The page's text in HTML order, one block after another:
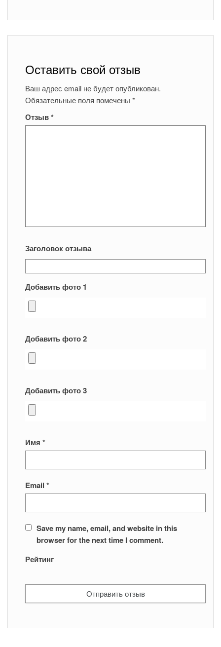
Оставить свой отзыв
Ваш адрес email не будет опубликован.
Обязательные поля помечены *
Отзыв*
Заголовок отзыва
Добавить фото 1
Добавить фото 2
Добавить фото 3
Имя *
Email *
Save my name, email, and website in this
browser for the next time I comment.
Рейтинг